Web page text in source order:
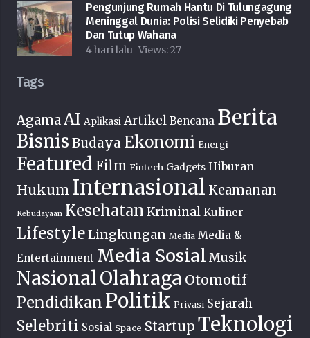
Pengunjung Rumah Hantu Di Tulungagung
Meninggal Dunia: Polisi Selidiki Penyebab
Dan Tutup Wahana
4 hari lalu Views:27
Tags
AgamaAI Aplikasi Artikel Bencana Berita
Bisnis Budaya Ekonomi Energi
Featured Film Fintech Gadgets Hiburan
Hukum Internasional Keamanan
Kebudayaan Kesehatan Kriminal Kuliner
LifestyleLingkungan Media Media &
Entertainment Media Sosial Musik
NasionalOlahraga Otomotif
Pendidikan Politik Privasi Sejarah
Selebriti Sosial Space Startup Teknologi